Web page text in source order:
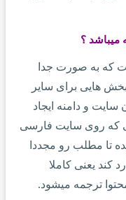
که به صورت جدا
هایی برای سایر
و دامنه ایجاد
که روی سایت فارسی
تا مطلب رو مجددا
کند یعنی کاملا
ترجمه میشود.